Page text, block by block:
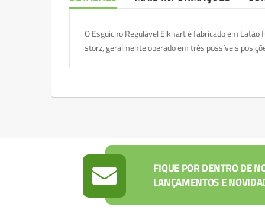
OEsguicho Regulável Elkharté fabricado em Latão
storz, geralmente operado em três possíveis
FIQUE POR DENTRO DE
LANÇAMENTOS E